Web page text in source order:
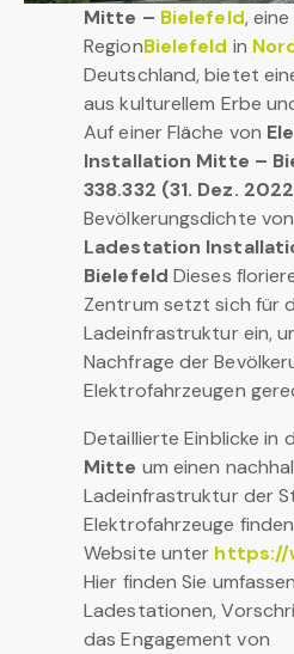
Mitte – Bielefeld,
RegionBielefeld in
Deutschland, bietet
aus kulturellem Erbe
Auf einer Fläche von
Installation Mitte –
338.332 (31. Dez.
Bevölkerungsdichte von
Ladestation
Bielefeld Dieses
Zentrum setzt sich für
Ladeinfrastruktur ein,
Nachfrage der
Elektrofahrzeugen
Detaillierte Einblicke in
Mitte um einen
Ladeinfrastruktur der
Elektrofahrzeuge
Website unter https://
Hier finden Sie
Ladestationen,
das Engagement von